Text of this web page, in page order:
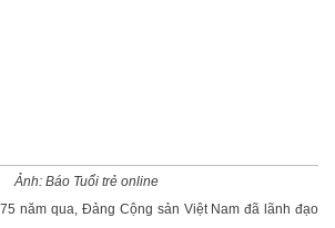
Ảnh: Báo Tuổi trẻ online
năm qua, Đảng Cộng sản Việt Nam đã lãnh đạo